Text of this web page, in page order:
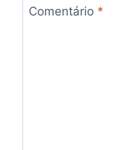
Comentário *